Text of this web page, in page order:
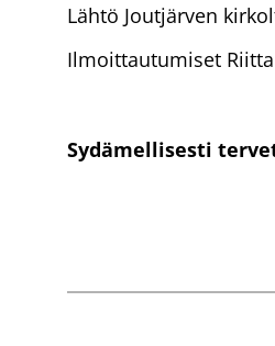
Lähtö Joutjärven
Ilmoittautumiset
Sydämellisesti